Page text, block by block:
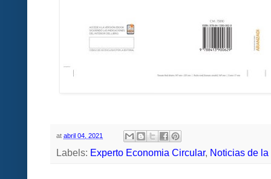
at abril 04, 2021
Labels: Experto Economia Circular, Noticias de